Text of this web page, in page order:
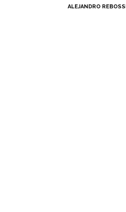
ALEJANDRO